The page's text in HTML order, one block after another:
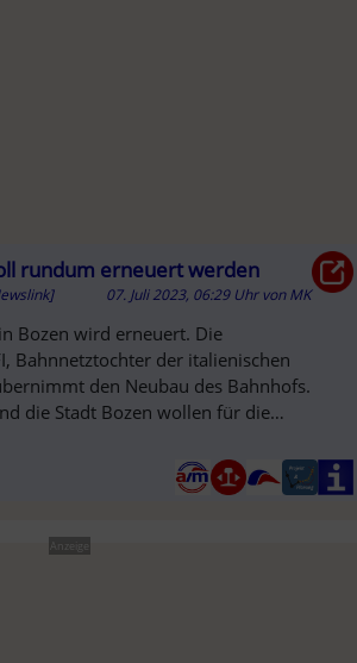
rundum erneuert werden
07. Juli 2023, 06:29 Uhr vonMK
Bozen wird erneuert. Die
Bahnnetztochter der italienischen
den Neubau des Bahnhofs.
die Stadt Bozen wollen für die
Anzeige